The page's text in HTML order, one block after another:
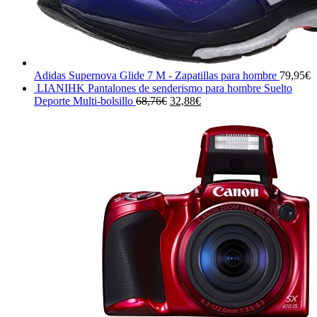
Adidas Supernova Glide 7 M - Zapatillas para hombre 79,95€
LIANIHK Pantalones de senderismo para hombre Suelto
Deporte Multi-bolsillo 68,76€ El
68,76€.
32,88€El
actual
es:
32,88€.